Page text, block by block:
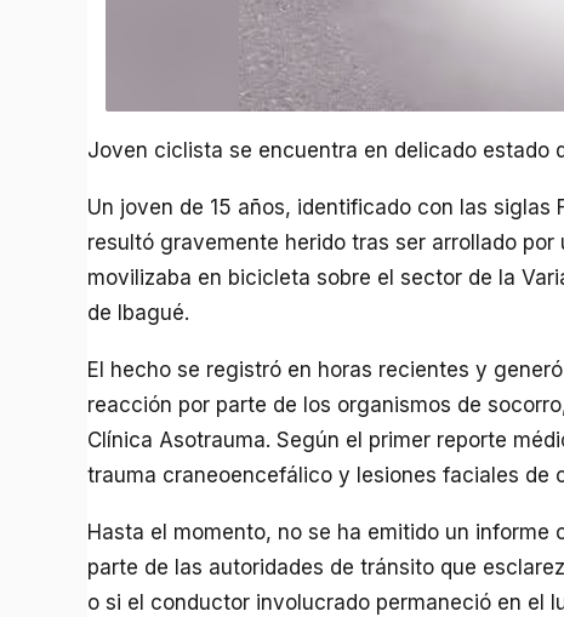
Joven ciclista se encuentra en delicado estado
Un joven de 15 años, identificado con las siglas
resultó gravemente herido tras ser arrollado por
movilizaba en bicicleta sobre el sector de la
de Ibagué.
El hecho se registró en horas recientes y
reacción por parte de los organismos de
Clínica Asotrauma. Según el primer reporte
trauma craneoencefálico y lesiones faciales de
Hasta el momento, no se ha emitido un informe
parte de las autoridades de tránsito que
o si el conductor involucrado permaneció en el